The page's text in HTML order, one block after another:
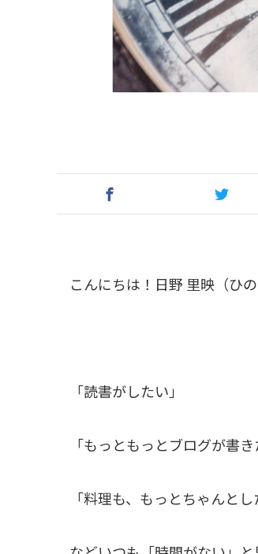
こんにちは！日野 里映（ひの
「読書がしたい」
「もっともっとブログが書き
「料理も、もっとちゃんと